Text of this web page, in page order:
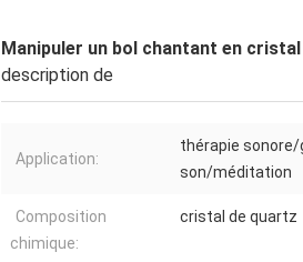
Manipuler un bol chantant en
description de
Application:
thérapie sonore/
son/méditation
Composition
chimique:
cristal de quartz